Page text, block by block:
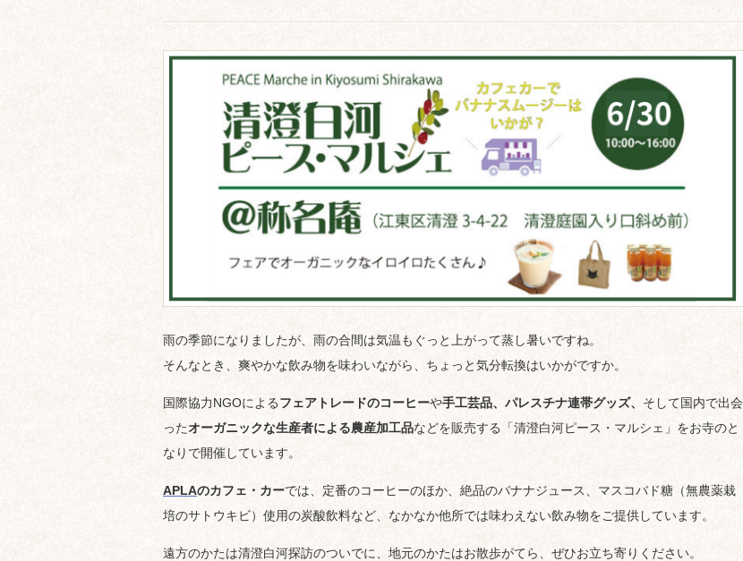
雨の季節になりましたが、雨の合間は気温もぐっと上がって蒸し暑いですね。
そんなとき、爽やかな飲み物を味わいながら、ちょっと気分転換はいかがですか。
国際協力NGOによるフェアトレードのコーヒーや手工芸品、パレスチナ連帯グッズ、 そして国内で出会
ったオーガニックな生産者による農産加工品などを販売する「清澄白河ピース・マルシェ」をお寺のと
なりで開催しています。
APLAのカフェ・カーでは、定番のコーヒーのほか、絶品のバナナジュース、マスコバド糖（無農薬栽
培のサトウキビ）使用の炭酸飲料など、なかなか他所では味わえない飲み物をご提供しています。
遠方のかたは清澄白河探訪のついでに、地元のかたはお散歩がてら、ぜひお立ち寄りください。